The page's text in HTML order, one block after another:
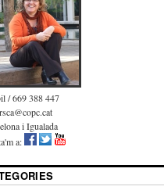
/ 669 388 447
i Igualada
a: